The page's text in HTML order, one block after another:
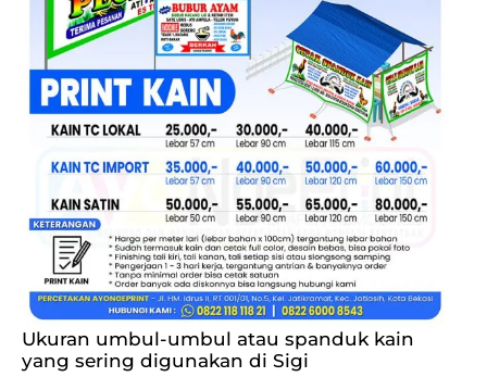
Ukuran umbul-umbul atau spanduk kain
yang sering digunakan di Sigi